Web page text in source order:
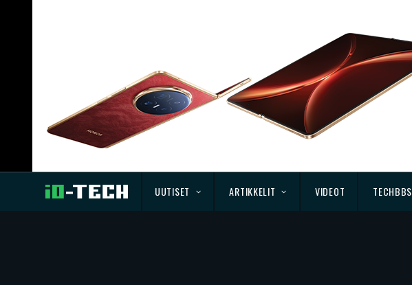
UUTISET ARTIKKELIT VIDEOT TECHBBS